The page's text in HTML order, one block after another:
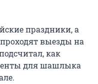
праздники, а
выезды на
как
для шашлыка